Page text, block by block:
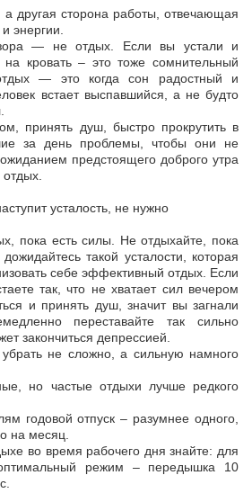
другая сторона работы, отвечающая
энергии.
— не отдых. Если вы устали и
кровать – это тоже сомнительный
— это когда сон радостный и
встает выспавшийся, а не будто
принять душ, быстро прокрутить в
за день проблемы, чтобы они не
предстоящего доброго утра
отдых.
усталость, не нужно
пока есть силы. Не отдыхайте, пока
такой усталости, которая
себе эффективный отдых. Если
так, что не хватает сил вечером
и принять душ, значит вы загнали
переставайте так сильно
закончиться депрессией.
не сложно, а сильную намного
но частые отдыхи лучше редкого
годовой отпуск – разумнее одного,
на месяц.
во время рабочего дня знайте: для
режим – передышка 10